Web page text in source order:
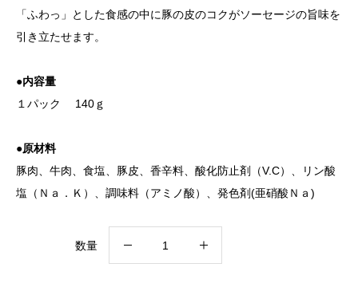
「ふわっ」とした食感の中に豚の皮のコクがソーセージの旨味を
引き立たせます。
●内容量
１パック 140ｇ
●原材料
豚肉、牛肉、食塩、豚皮、香辛料、酸化防止剤（V.C）、リン酸
塩（Ｎａ．Ｋ）、調味料（アミノ酸）、発色剤(亜硝酸Ｎａ)
数量
ァ